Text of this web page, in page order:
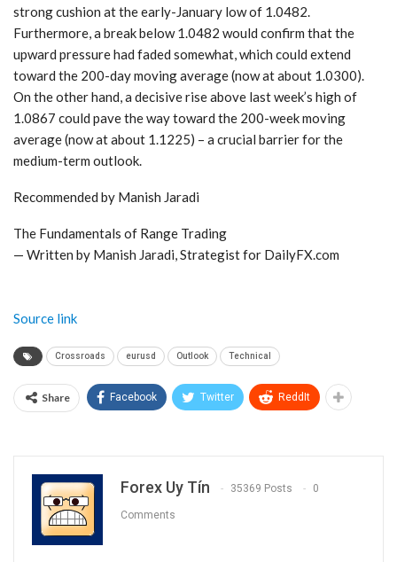
strong cushion at the early-January low of 1.0482.
Furthermore, a break below 1.0482 would confirm that the
upward pressure had faded somewhat, which could extend
toward the 200-day moving average (now at about 1.0300).
On the other hand, a decisive rise above last week’s high of
1.0867 could pave the way toward the 200-week moving
average (now at about 1.1225) – a crucial barrier for the
medium-term outlook.
Recommended by Manish Jaradi
The Fundamentals of Range Trading
— Written by Manish Jaradi, Strategist for DailyFX.com
Source link
Crossroads eurusd Outlook Technical
Share Facebook Twitter ReddIt
Forex Uy Tín 35369 Posts 0
Comments